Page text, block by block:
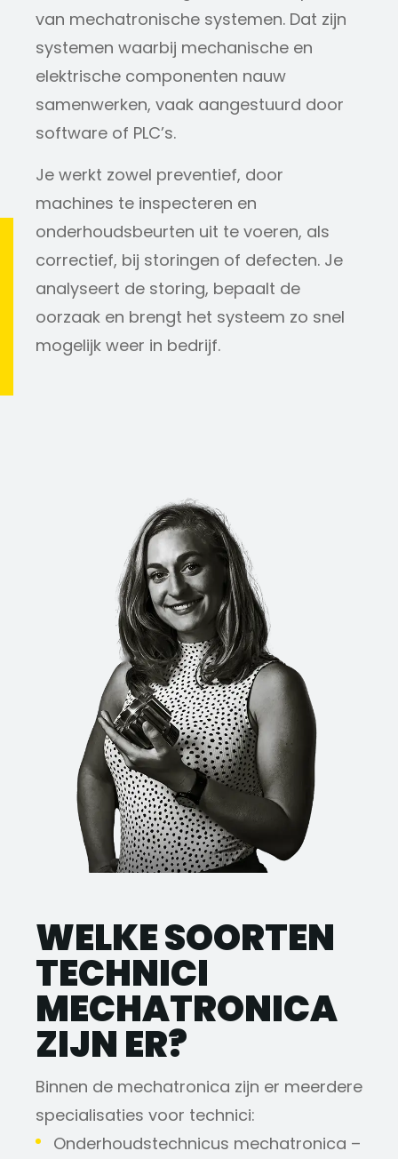
van mechatronische systemen. Dat zijn
systemen waarbij mechanische en
elektrische componenten nauw
samenwerken, vaak aangestuurd door
software of PLC’s.
Je werkt zowel preventief, door
machines te inspecteren en
onderhoudsbeurten uit te voeren, als
correctief, bij storingen of defecten. Je
analyseert de storing, bepaalt de
oorzaak en brengt het systeem zo snel
mogelijk weer in bedrijf.
WELKE SOORTEN
TECHNICI
MECHATRONICA
ZIJN ER?
Binnen de mechatronica zijn er meerdere
specialisaties voor technici:
Onderhoudstechnicus mechatronica –